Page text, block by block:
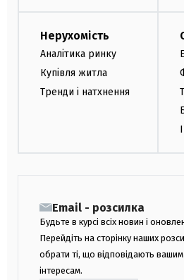
Нерухомість
Аналітика ринку
Купівля житла
Тренди і натхнення
Email - розсилка
Будьте в курсі всіх новин і
Перейдіть на сторінку наших
обрати ті, що відповідають вашим
інтересам.